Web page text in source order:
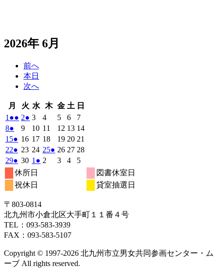
2026年 6月
前へ
本日
次へ
月
月
曜
日
火 火
曜
日
水 水
曜
日
木木
曜
日
金金
曜
日
土 土
曜
日
日
1 2026
年
6
月
1
日
●● (2
件
の
イ
ベ
ン
ト)
22026
年
6
月
2
日
● (1
件
の
イ
ベ
ン
ト)
32026
年
6
月
3
日
42026
年
6
月
4
日
52026
年
6
月
5
日
62026
年
6
月
6
日
72026
年
6
月
7
日
82026
年
6
月
8
日
●
件
の
イ
ベ
ン
ト)
92026
年
6
月
9
日
102026
年
月
10
11
2026
6
月
11
12 2026
年
6
月
12
132026
年
6
月
13
142026
14
152026
年
6
月
15
日
● (1
件
の
イ
ベ
ン
162026
年
6
月
16
日
172026
年
月
182026
年
192026
年
202026
年
6
21
月
222026
年
6
月
22
● (1
件
の
イ
ベ
ト)
232026
年
6
月
23
242026
年
252026
● (1
件
ト)
262026
年
272026
年
282026
6
月
292026
年
6
月
日
● (1
件
の
イ
ベ
ン
ト)
302026
年
6
月
日
1 2026
年
7
月
日
● (1
ベ
ン
ト)
2 2026
32026
42026
52026
年
休所日
図書休室日
祝休日
貸室抽選日
〒803‐0814
北九州市小倉北区大手町１１番４号
TEL：093‐583‐3939
FAX：093‐583‐5107
Copyright © 1997‐2026 北九州市立男女共同参画センター・ム
ーブ All rights reserved.